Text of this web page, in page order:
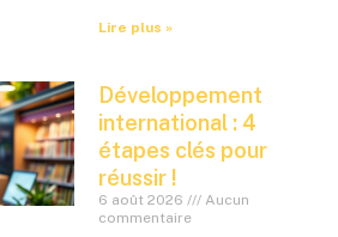
Lire plus »
Développement
international : 4
étapes clés pour
réussir !
6 août 2026
Aucun
commentaire